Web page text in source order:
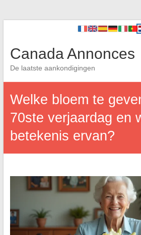
Canada Annonces
De laatste aankondigingen
Welke bloem te
70ste verjaardag en
betekenis ervan?